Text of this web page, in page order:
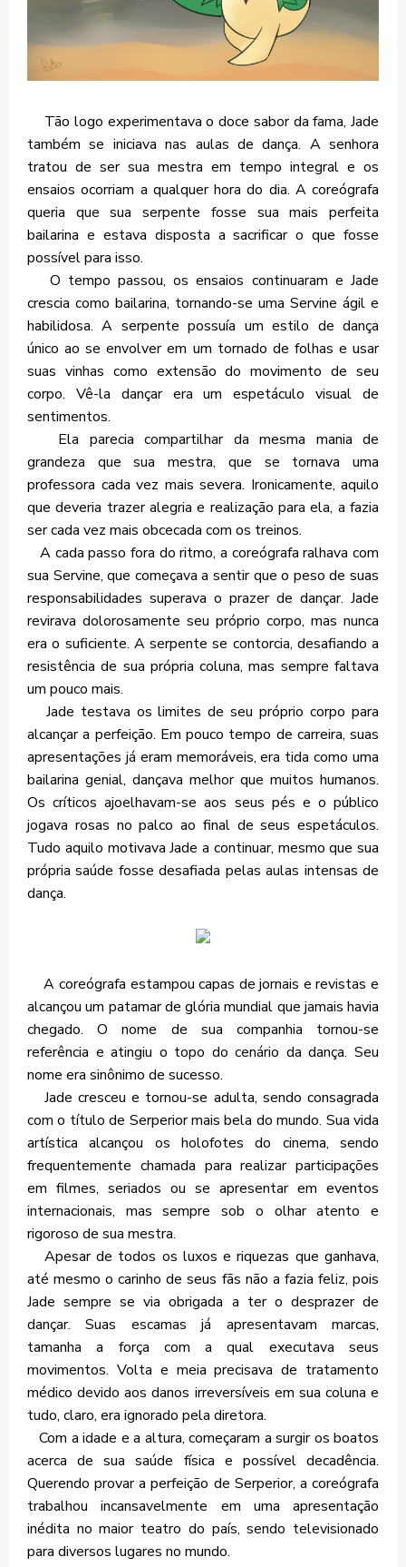
Tão logo experimentava o doce sabor da fama, Jade
também se iniciava nas aulas de dança. A senhora
tratou de ser sua mestra em tempo integral e os
ensaios ocorriam a qualquer hora do dia. A coreógrafa
queria que sua serpente fosse sua mais perfeita
bailarina e estava disposta a sacrificar o que fosse
possível para isso.
O tempo passou, os ensaios continuaram e Jade
crescia como bailarina, tornando-se uma Servine ágil e
habilidosa. A serpente possuía um estilo de dança
único ao se envolver em um tornado de folhas e usar
suas vinhas como extensão do movimento de seu
corpo. Vê-la dançar era um espetáculo visual de
sentimentos.
Ela parecia compartilhar da mesma mania de
grandeza que sua mestra, que se tornava uma
professora cada vez mais severa. Ironicamente, aquilo
que deveria trazer alegria e realização para ela, a fazia
ser cada vez mais obcecada com os treinos.
A cada passo fora do ritmo, a coreógrafa ralhava com
sua Servine, que começava a sentir que o peso de suas
responsabilidades superava o prazer de dançar. Jade
revirava dolorosamente seu próprio corpo, mas nunca
era o suficiente. A serpente se contorcia, desafiando a
resistência de sua própria coluna, mas sempre faltava
um pouco mais.
Jade testava os limites de seu próprio corpo para
alcançar a perfeição. Em pouco tempo de carreira, suas
apresentações já eram memoráveis, era tida como uma
bailarina genial, dançava melhor que muitos humanos.
Os críticos ajoelhavam-se aos seus pés e o público
jogava rosas no palco ao final de seus espetáculos.
Tudo aquilo motivava Jade a continuar, mesmo que sua
própria saúde fosse desafiada pelas aulas intensas de
dança.
A coreógrafa estampou capas de jornais e revistas e
alcançou um patamar de glória mundial que jamais havia
chegado. O nome de sua companhia tornou-se
referência e atingiu o topo do cenário da dança. Seu
nome era sinônimo de sucesso.
Jade cresceu e tornou-se adulta, sendo consagrada
com o título de Serperior mais bela do mundo. Sua vida
artística alcançou os holofotes do cinema, sendo
frequentemente chamada para realizar participações
em filmes, seriados ou se apresentar em eventos
internacionais, mas sempre sob o olhar atento e
rigoroso de sua mestra.
Apesar de todos os luxos e riquezas que ganhava,
até mesmo o carinho de seus fãs não a fazia feliz, pois
Jade sempre se via obrigada a ter o desprazer de
dançar. Suas escamas já apresentavam marcas,
tamanha a força com a qual executava seus
movimentos. Volta e meia precisava de tratamento
médico devido aos danos irreversíveis em sua coluna e
tudo, claro, era ignorado pela diretora.
Com a idade e a altura, começaram a surgir os boatos
acerca de sua saúde física e possível decadência.
Querendo provar a perfeição de Serperior, a coreógrafa
trabalhou incansavelmente em uma apresentação
inédita no maior teatro do país, sendo televisionado
para diversos lugares no mundo.